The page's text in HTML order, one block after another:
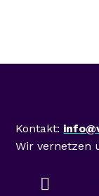
Kontakt:
Wir vernetzen
